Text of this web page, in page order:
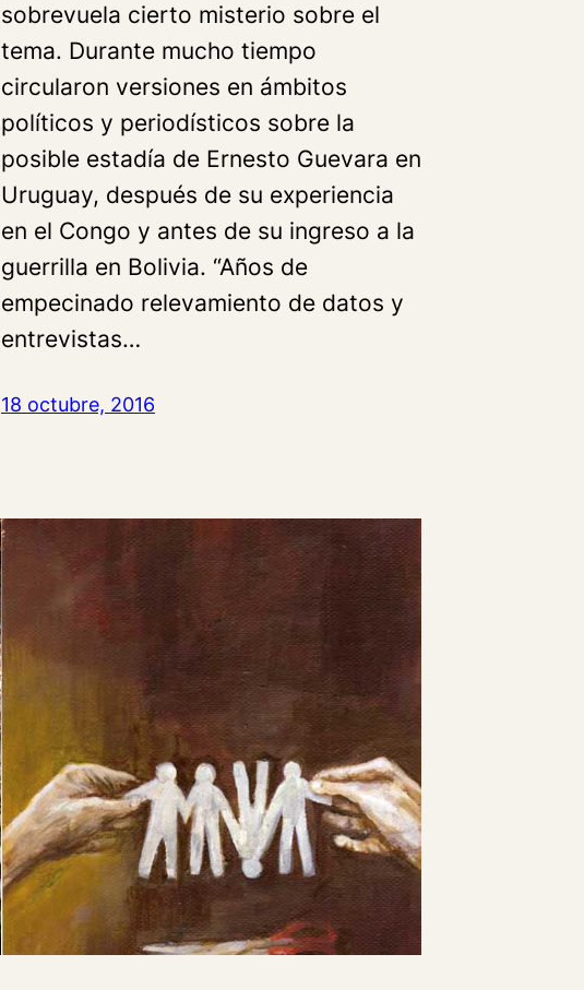
sobrevuela cierto misterio sobre el
tema. Durante mucho tiempo
circularon versiones en ámbitos
políticos y periodísticos sobre la
posible estadía de Ernesto Guevara en
Uruguay, después de su experiencia
en el Congo y antes de su ingreso a la
guerrilla en Bolivia. “Años de
empecinado relevamiento de datos y
entrevistas…
18 octubre, 2016